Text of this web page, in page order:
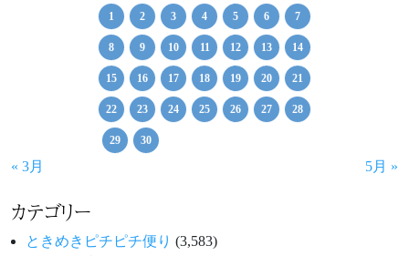
1 2 3 4 5 6 7
8 9 10 11 12 13 14
15 16 17 18 19 20 21
22 23 24 25 26 27 28
29 30
« 3月 5月 »
カテゴリー
ときめきピチピチ便り (3,583)